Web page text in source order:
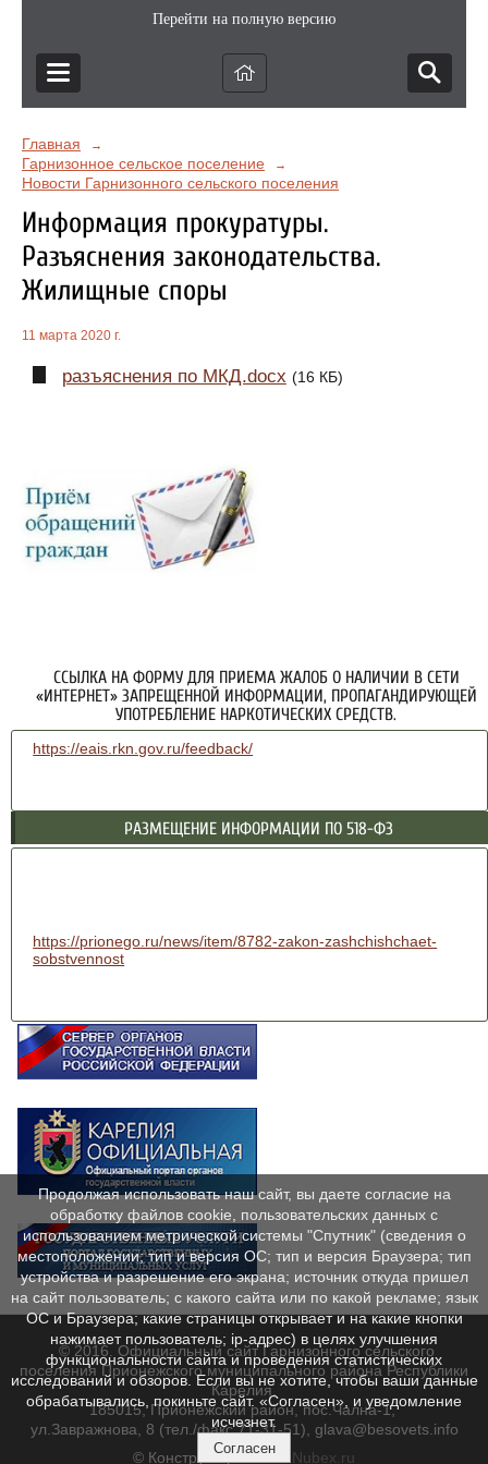
Перейти на полную версию
Главная →
Гарнизонное сельское поселение →
Новости Гарнизонного сельского поселения
Информация прокуратуры.
Разъяснения законодательства.
Жилищные споры
11 марта 2020 г.
разъяснения по МКД.docx (16 КБ)
ССЫЛКА НА ФОРМУ ДЛЯ ПРИЕМА ЖАЛОБ О НАЛИЧИИ В СЕТИ
«ИНТЕРНЕТ» ЗАПРЕЩЕННОЙ ИНФОРМАЦИИ, ПРОПАГАНДИРУЮЩЕЙ
УПОТРЕБЛЕНИЕ НАРКОТИЧЕСКИХ СРЕДСТВ.
https://eais.rkn.gov.ru/feedback/
РАЗМЕЩЕНИЕ ИНФОРМАЦИИ ПО 518-ФЗ
https://prionego.ru/news/item/8782-zakon-zashchishchaet-
sobstvennost
© 2016. Официальный сайт Гарнизонного сельского
поселения Прионежского муниципального района Республики
Карелия.
185015, Прионежский район, пос.Чална-1,
ул.Завражнова, 8 (тел./факс 71-31-51), glava@besovets.info
© Конструктор сайтовNubex.ru
Продолжая использовать наш сайт, вы даете согласие на
обработку файлов cookie, пользовательских данных с
использованием метрической системы "Спутник" (сведения о
местоположении; тип и версия ОС; тип и версия Браузера; тип
устройства и разрешение его экрана; источник откуда пришел
на сайт пользователь; с какого сайта или по какой рекламе; язык
ОС и Браузера; какие страницы открывает и на какие кнопки
нажимает пользователь; ip-адрес) в целях улучшения
функциональности сайта и проведения статистических
исследований и обзоров. Если вы не хотите, чтобы ваши данные
обрабатывались, покиньте сайт. «Согласен», и уведомление
исчезнет.
Согласен